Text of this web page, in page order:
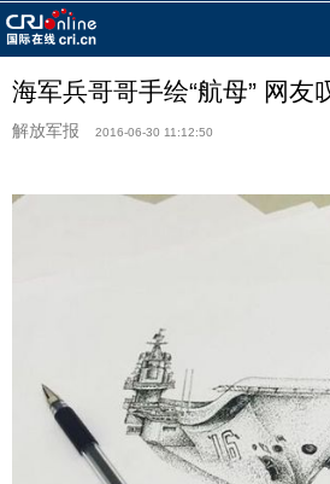
海军兵哥哥手绘“航母” 网友
解放军报 2016-06-30 11:12:50